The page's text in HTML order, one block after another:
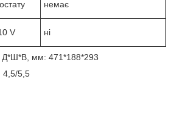
немає
V ні
Д*Ш*В, мм: 471*188*293
4,5/5,5